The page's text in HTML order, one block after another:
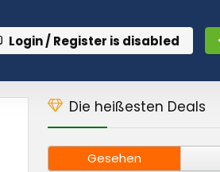
Login / Register is disabled
Die heißesten Deals
Gesehen